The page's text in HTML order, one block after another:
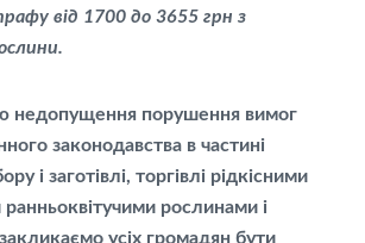
від 1700 до 3655 грн з
недопущення порушення вимог
законодавства в частині
і заготівлі, торгівлі рідкісними
рослинами і
усіх громадян бути